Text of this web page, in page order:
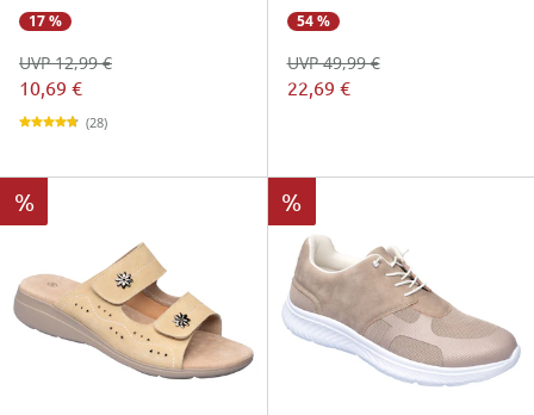
17 %
10,69 €
UVP 12,99 €
(28)
54 %
22,69 €
UVP 49,99 €
% %